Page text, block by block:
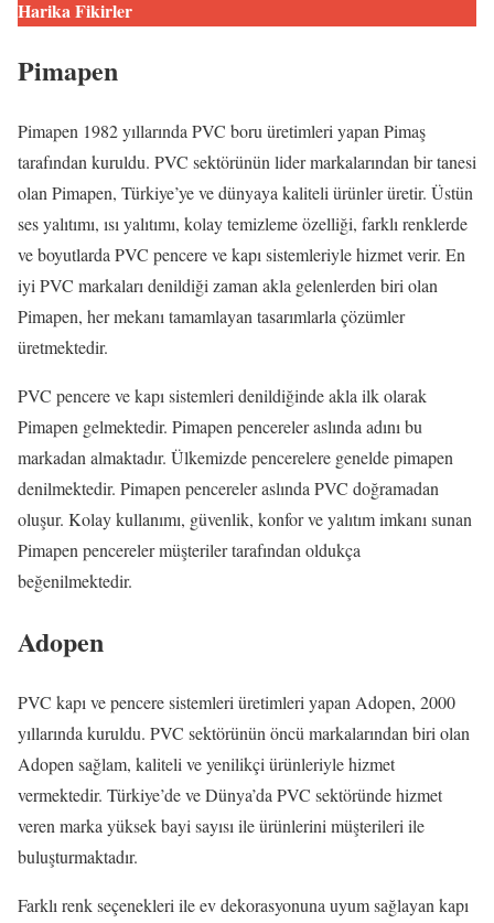
Harika Fikirler
Pimapen
Pimapen 1982 yıllarında PVC boru üretimleri yapan Pimaş
tarafından kuruldu. PVC sektörünün lider markalarından bir tanesi
olan Pimapen, Türkiye’ye ve dünyaya kaliteli ürünler üretir. Üstün
ses yalıtımı, ısı yalıtımı, kolay temizleme özelliği, farklı renklerde
ve boyutlarda PVC pencere ve kapı sistemleriyle hizmet verir. En
iyi PVC markaları denildiği zaman akla gelenlerden biri olan
Pimapen, her mekanı tamamlayan tasarımlarla çözümler
üretmektedir.
PVC pencere ve kapı sistemleri denildiğinde akla ilk olarak
Pimapen gelmektedir. Pimapen pencereler aslında adını bu
markadan almaktadır. Ülkemizde pencerelere genelde pimapen
denilmektedir. Pimapen pencereler aslında PVC doğramadan
oluşur. Kolay kullanımı, güvenlik, konfor ve yalıtım imkanı sunan
Pimapen pencereler müşteriler tarafından oldukça
beğenilmektedir.
Adopen
PVC kapı ve pencere sistemleri üretimleri yapan Adopen, 2000
yıllarında kuruldu. PVC sektörünün öncü markalarından biri olan
Adopen sağlam, kaliteli ve yenilikçi ürünleriyle hizmet
vermektedir. Türkiye’de ve Dünya’da PVC sektöründe hizmet
veren marka yüksek bayi sayısı ile ürünlerini müşterileri ile
buluşturmaktadır.
Farklı renk seçenekleri ile ev dekorasyonuna uyum sağlayan kapı